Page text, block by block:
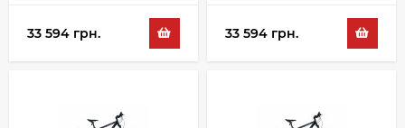
33 594 грн. 33 594 грн.